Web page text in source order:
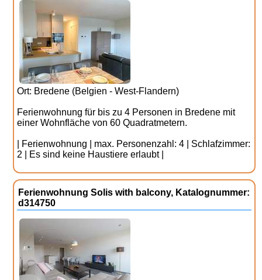
Ort: Bredene (Belgien - West-Flandern)
Ferienwohnung für bis zu 4 Personen in Bredene mit
einer Wohnfläche von 60 Quadratmetern.
| Ferienwohnung | max. Personenzahl: 4 | Schlafzimmer:
2 | Es sind keine Haustiere erlaubt |
Ferienwohnung Solis with balcony, Katalognummer:
d314750